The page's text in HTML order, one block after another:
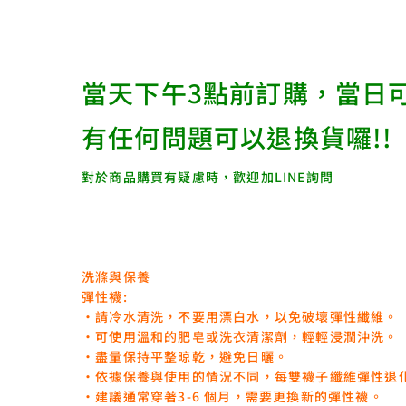
當天下午3點前訂購，當日
有任何問題可以退換貨囉!!
對於商品購買有疑慮時，歡迎加LINE詢問
洗滌與保養
彈性襪:
‧請冷水清洗，不要用漂白水，以免破壞彈性纖維。
‧可使用溫和的肥皂或洗衣清潔劑，輕輕浸潤沖洗。
‧盡量保持平整晾乾，避免日曬。
‧依據保養與使用的情況不同，每雙襪子纖維彈性退
‧建議通常穿著3-6 個月，需要更換新的彈性襪。